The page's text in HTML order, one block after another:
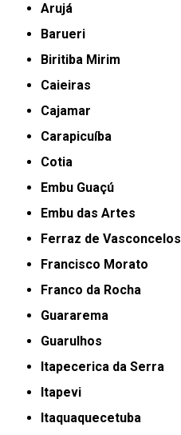
Arujá
Barueri
Biritiba Mirim
Caieiras
Cajamar
Carapicuíba
Cotia
Embu Guaçú
Embu das Artes
Ferraz de Vasconcelos
Francisco Morato
Franco da Rocha
Guararema
Guarulhos
Itapecerica da Serra
Itapevi
Itaquaquecetuba